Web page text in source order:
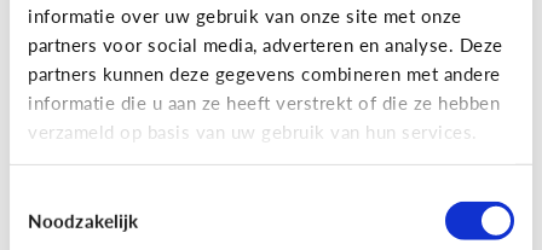
informatie over uw gebruik van onze site met onze
partners voor social media, adverteren en analyse. Deze
partners kunnen deze gegevens combineren met andere
informatie die u aan ze heeft verstrekt of die ze hebben
verzameld op basis van uw gebruik van hun services.
Noodzakelijk
[Hoe werkt het?]Locatiegegevens
delen via de smartphone